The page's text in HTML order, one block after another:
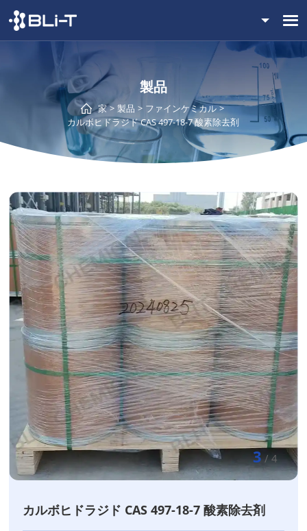
製品
家 製品
ファインケミカル
カルボヒドラジド CAS 497-18-7 酸素除去剤
3/4
カルボヒドラジド CAS 497-18-7 酸素除去剤